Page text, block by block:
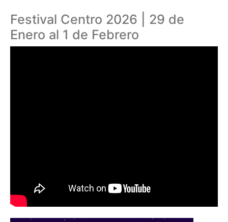
Festival Centro 2026 | 29 de
Enero al 1 de Febrero